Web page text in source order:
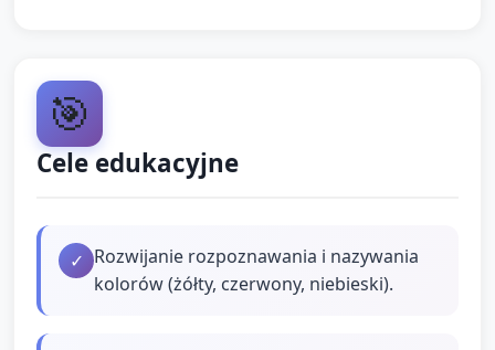
🎯
Cele edukacyjne
✓ Rozwijanie rozpoznawania i nazywania
kolorów (żółty, czerwony, niebieski).